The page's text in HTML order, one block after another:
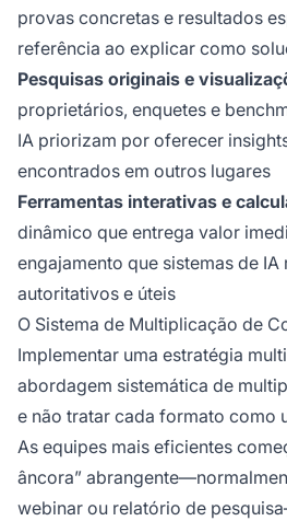
provas concretas e resultados
referência ao explicar como
Pesquisas originais e
proprietários, enquetes e
IA priorizam por oferecer
encontrados em outros lugares
Ferramentas interativas e
dinâmico que entrega valor
engajamento que sistemas de
autoritativos e úteis
O Sistema de Multiplicação de
Implementar uma estratégia
abordagem sistemática de
e não tratar cada formato como
As equipes mais eficientes
âncora”
webinar ou relatório de